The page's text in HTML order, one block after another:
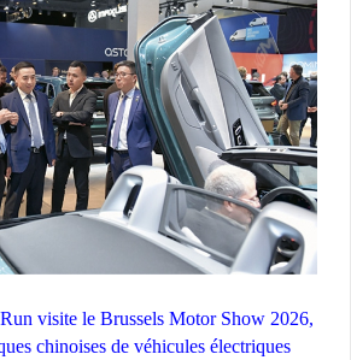
visite le Brussels Motor Show 2026,
chinoises de véhicules électriques